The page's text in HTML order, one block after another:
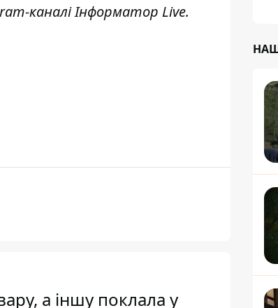
каналіІнформатор Live.
а іншу поклала у